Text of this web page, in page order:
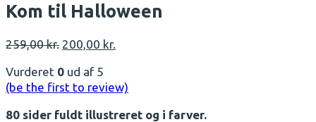
Kom til Halloween
259,00kr. Den
pris
var:
200,00 kr.
er:
Vurderet 0 ud af 5
(be the first to review)
80 sider fuldt illustreret og i farver.